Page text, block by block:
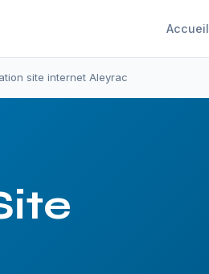
Accueil
site internet Aleyrac